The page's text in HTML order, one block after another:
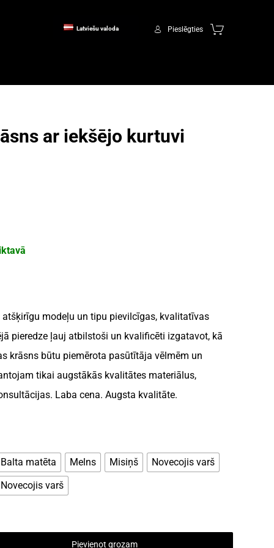
Pieslēgties
Latviešu valoda
ar iekšējo kurtuvi
modeļu un tipu pievilcīgas, kvalitatīvas
pieredze ļauj atbilstoši un kvalificēti izgatavot, kā
krāsns būtu piemērota pasūtītāja vēlmēm un
tikai augstākās kvalitātes materiālus,
Laba cena. Augsta kvalitāte.
Balta matēta Melns Misiņš
Novecojis varš
Novecojis varš
Pievienot grozam